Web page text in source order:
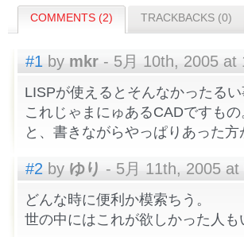
COMMENTS (2) TRACKBACKS (0)
#1 by mkr - 5月 10th, 2005 at
LISPが使えるとそんなかったる
これじゃまにゅあるCADですもの
と、書きながらやっぱりあった
#2 by ゆり - 5月 11th, 2005 at
どんな時に便利か模索ちう。
世の中にはこれが欲しかった人